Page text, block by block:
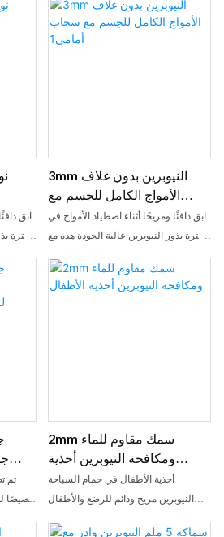
ابق
سترة
3mm النيوبرين بدون غلاف
الأمواج الكامل للجسم مع
سحاب أمامي1
ابق دافئًا ومريحًا أثناء اصطياد الأمواج في
سترة بذور النيوبرين عالية الجودة هذه مع
ومرونة ممتازة لجميع مستويات عشاق
الأمواج
تم
خصيصًا
2mm سمك مقاوم للماء
ومكافحة النيوبرين أحذية
الأطفال
أحذية الأطفال في حمام السباحة
النيوبرين مريح ودائم للرضع والأطفال